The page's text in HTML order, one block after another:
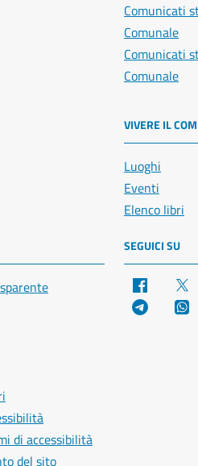
Comunicati
Comunale
Comunicati
Comunale
VIVERE IL
Luoghi
Eventi
Elenco libri
di accessibilità
del sito
SEGUICI SU
Facebook
Telegram